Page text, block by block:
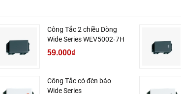
Công Tắc 2 chiều Dòng
Wide Series WEV5002‑7H
59.000₫
Công Tắc có đèn báo
Wide Series